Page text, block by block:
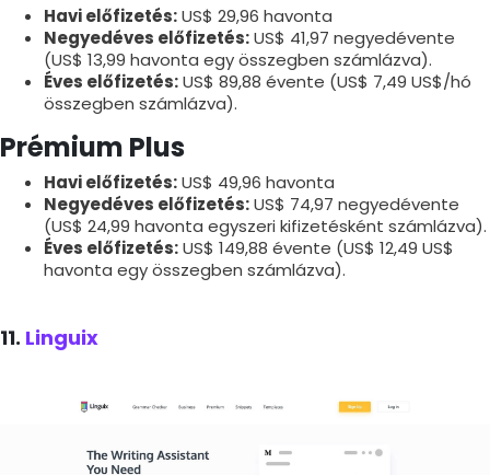
Havi előfizetés:US$ 29,96 havonta
Negyedéves előfizetés:US$ 41,97 negyedévente
(US$ 13,99 havonta egy összegben számlázva).
Éves előfizetés:US$ 89,88 évente (US$ 7,49 US$/hó
összegben számlázva).
Prémium Plus
Havi előfizetés:US$ 49,96 havonta
Negyedéves előfizetés:US$ 74,97 negyedévente
(US$ 24,99 havonta egyszeri kifizetésként számlázva).
Éves előfizetés:US$ 149,88 évente (US$ 12,49 US$
havonta egy összegben számlázva).
11. Linguix